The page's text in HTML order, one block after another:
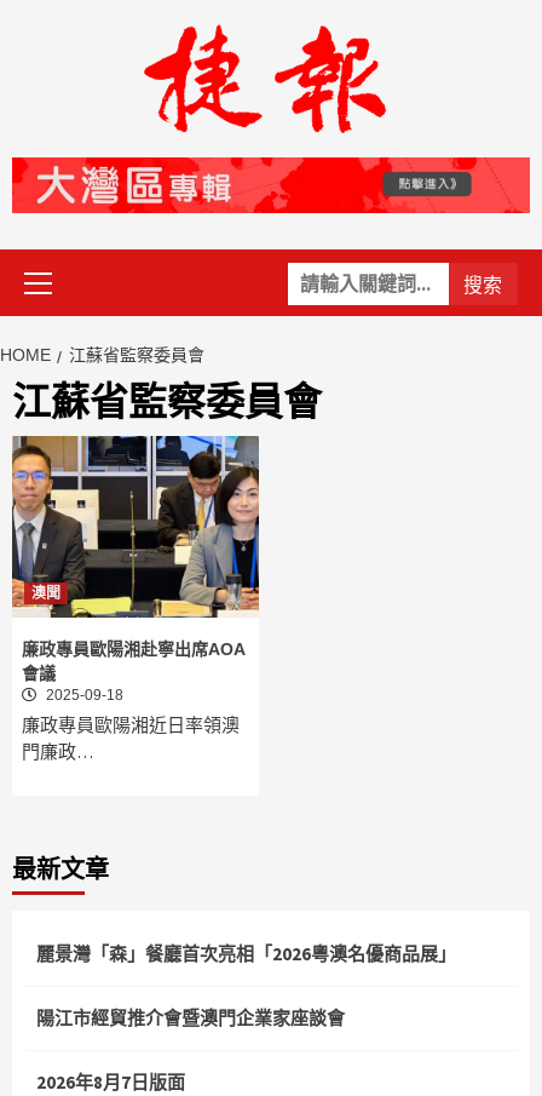
關
鍵
Primary
Menu
HOME 江蘇省監察委員會
江蘇省監察委員會
澳聞
廉政專員歐陽湘赴寧出席AOA
會議
2025-09-18
廉政專員歐陽湘近日率領澳
門廉政…
最新文章
麗景灣「森」餐廳首次亮相「2026粵澳名優商品展」
陽江市經貿推介會暨澳門企業家座談會
2026年8月7日版面